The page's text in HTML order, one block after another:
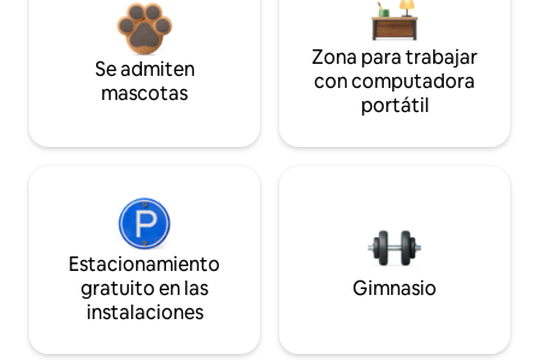
Se admiten
mascotas
Zona para trabajar
con computadora
portátil
Estacionamiento
gratuito en las
instalaciones
Gimnasio